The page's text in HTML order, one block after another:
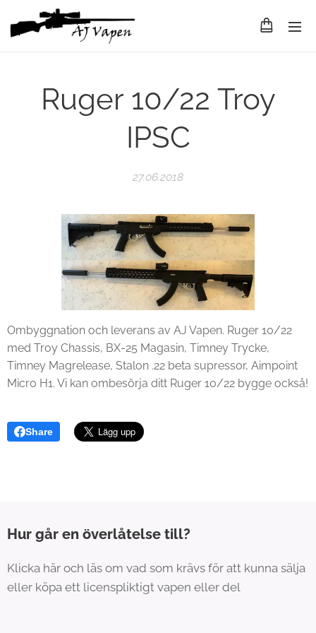
Ruger 10/22 Troy
IPSC
27.06.2018
Ombyggnation och leverans av AJ Vapen. Ruger 10/22
med Troy Chassis, BX-25 Magasin, Timney Trycke,
Timney Magrelease, Stalon .22 beta supressor, Aimpoint
Micro H1. Vi kan ombesörja ditt Ruger 10/22 bygge också!
Share
Hur går en överlåtelse till?
Klicka här och läs om vad som krävs för att kunna sälja
eller köpa ett licenspliktigt vapen eller del